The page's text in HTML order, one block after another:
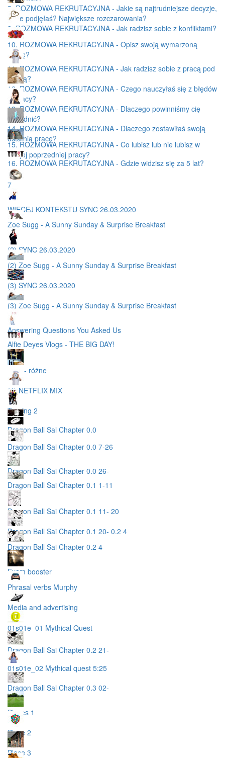
8. ROZMOWA REKRUTACYJNA - Jakie są najtrudniejsze decyzje,
które podjęłaś? Największe rozczarowania?
9. ROZMOWA REKRUTACYJNA - Jak radzisz sobie z konfliktami?
10. ROZMOWA REKRUTACYJNA - Opisz swoją wymarzoną
pracę?
11. ROZMOWA REKRUTACYJNA - Jak radzisz sobie z pracą pod
presją?
12. ROZMOWA REKRUTACYJNA - Czego nauczyłaś się z błędów
w pracy?
13. ROZMOWA REKRUTACYJNA - Dlaczego powinniśmy cię
zatrudnić?
14. ROZMOWA REKRUTACYJNA - Dlaczego zostawiłaś swoją
ostatnią pracę?
15. ROZMOWA REKRUTACYJNA - Co lubisz lub nie lubisz w
swojej poprzedniej pracy?
16. ROZMOWA REKRUTACYJNA - Gdzie widzisz się za 5 lat?
7
WIĘCEJ KONTEKSTU SYNC 26.03.2020
Zoe Sugg - A Sunny Sunday & Surprise Breakfast
(2) SYNC 26.03.2020
(2) Zoe Sugg - A Sunny Sunday & Surprise Breakfast
(3) SYNC 26.03.2020
(3) Zoe Sugg - A Sunny Sunday & Surprise Breakfast
Answering Questions You Asked Us
Alfie Deyes Vlogs - THE BIG DAY!
sync - różne
(1) NETFLIX MIX
Trening 2
Dragon Ball Sai Chapter 0.0
Dragon Ball Sai Chapter 0.0 7-26
Dragon Ball Sai Chapter 0.0 26-
Dragon Ball Sai Chapter 0.1 1-11
Dragon Ball Sai Chapter 0.1 11- 20
Dragon Ball Sai Chapter 0.1 20- 0.2 4
Dragon Ball Sai Chapter 0.2 4-
Exam booster
Phrasal verbs Murphy
Media and advertising
01s01e_01 Mythical Quest
Dragon Ball Sai Chapter 0.2 21-
01s01e_02 Mythical quest 5:25
Dragon Ball Sai Chapter 0.3 02-
Places 1
Place 2
Place 3